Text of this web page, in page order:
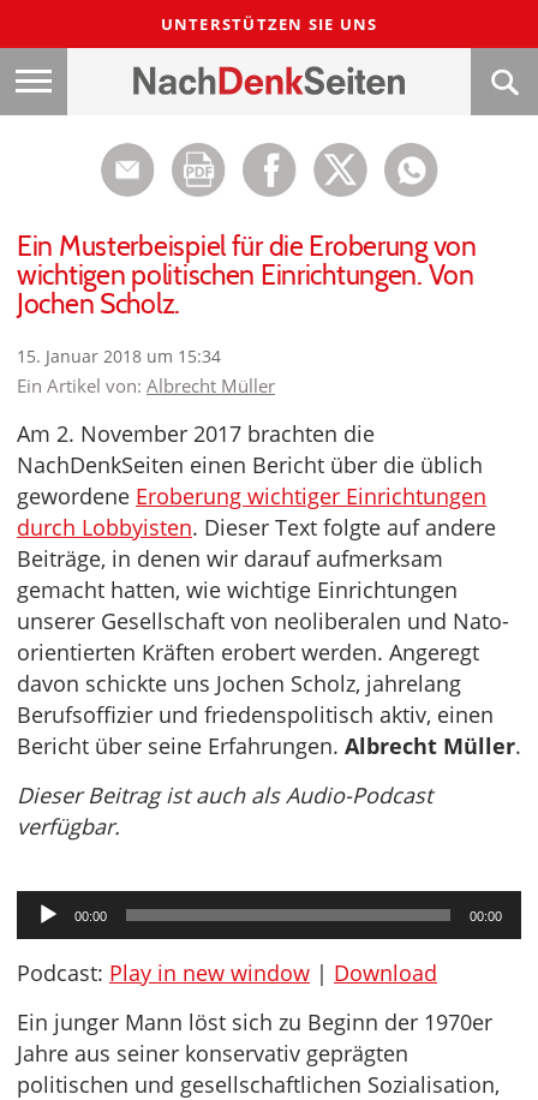
UNTERSTÜTZEN SIE UNS
Ein Musterbeispiel für die Eroberung von
wichtigen politischen Einrichtungen. Von
Jochen Scholz.
15. Januar 2018 um 15:34
Ein Artikel von: Albrecht Müller
Am 2. November 2017 brachten die
NachDenkSeiten einen Bericht über die üblich
gewordene Eroberung wichtiger Einrichtungen
durch Lobbyisten. Dieser Text folgte auf andere
Beiträge, in denen wir darauf aufmerksam
gemacht hatten, wie wichtige Einrichtungen
unserer Gesellschaft von neoliberalen und Nato-
orientierten Kräften erobert werden. Angeregt
davon schickte uns Jochen Scholz, jahrelang
Berufsoffizier und friedenspolitisch aktiv, einen
Bericht über seine Erfahrungen. Albrecht Müller.
Dieser Beitrag ist auch als Audio-Podcast
verfügbar.
Audio-
Player
00:00 00:00
Podcast: Play in new window | Download
Ein junger Mann löst sich zu Beginn der 1970er
Jahre aus seiner konservativ geprägten
politischen und gesellschaftlichen Sozialisation,